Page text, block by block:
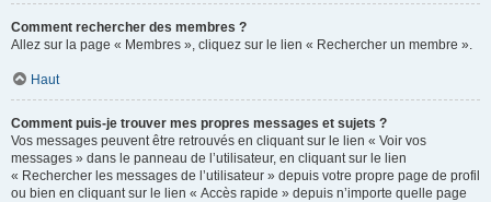
Comment rechercher des membres ?
Allez sur la page « Membres », cliquez sur le lien « Rechercher un membre ».
Haut
Comment puis-je trouver mes propres messages et sujets ?
Vos messages peuvent être retrouvés en cliquant sur le lien « Voir vos
messages » dans le panneau de l’utilisateur, en cliquant sur le lien
« Rechercher les messages de l’utilisateur » depuis votre propre page de profil
ou bien en cliquant sur le lien « Accès rapide » depuis n’importe quelle page